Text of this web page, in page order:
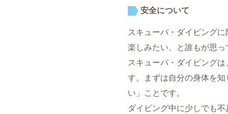
安全について
スキューバ・ダイビング
楽しみたい、と誰もが思っ
スキューバ・ダイビング
す。まずは自分の身体を
い」ことです。
ダイビング中に少しでも